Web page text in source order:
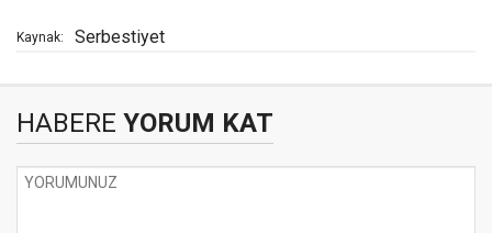
Kaynak: Serbestiyet
HABERE YORUM KAT